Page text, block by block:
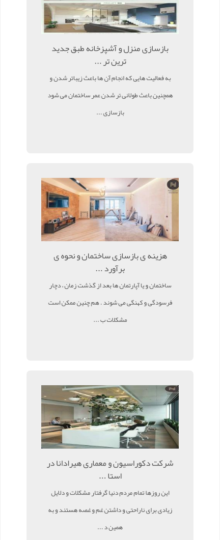
بازسازی منزل و آشپزخانه طبق جدید
ترین تر ...
به فعالیت هایی که انجام آن ها باعث زیباتر شدن و
همچنین باعث طولانی تر شدن عمر ساختمان می شود
بازسازی ...
هزینه ی بازسازی ساختمان و نحوه ی
برآورد ...
ساختمان و یا آپارتمان ها بعد از گذشت زمان ، دچار
فرسودگی و کهنگی می شوند . هم چنین ممکن است
مشکلات ب ...
شرکت دکوراسیون و معماری هیرادانا در
استا ...
این روزها تمام مردم دنیا گرفتار مشکلات و دلایل
زیادی برای ناراحتی و داشتن غم و غصه هستند و به
همین د ...